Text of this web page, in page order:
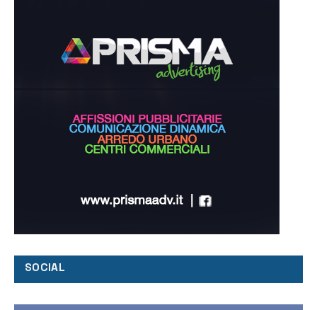
SOCIAL